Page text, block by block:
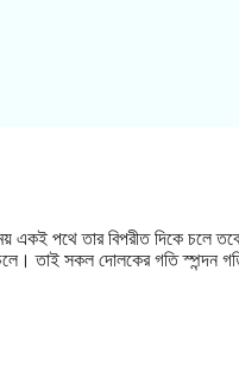
একই পথে তার বিপরীত দিকে চলে
চলে। তাই সকল দোলকের গতি স্পন্দন